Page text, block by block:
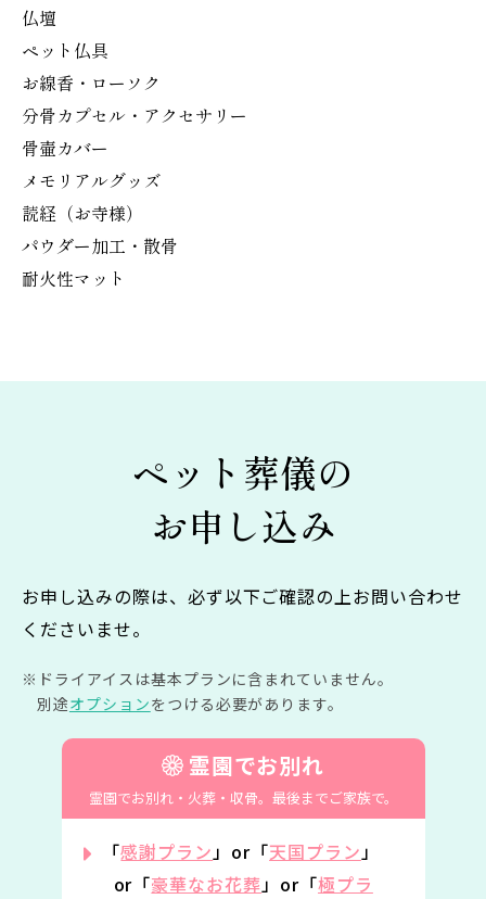
仏壇
ペット仏具
お線香・ローソク
分骨カプセル・アクセサリー
骨壷カバー
メモリアルグッズ
読経（お寺様）
パウダー加工・散骨
耐火性マット
ペット葬儀の
お申し込み
お申し込みの際は、必ず以下ご確認の上お問い合わせ
くださいませ。
ドライアイスは基本プランに含まれていません。
別途オプションをつける必要があります。
霊園でお別れ
霊園でお別れ・火葬・収骨。 最後までご家族で。
「感謝プラン」or「天国プラン」
or「豪華なお花葬」or「極プラ